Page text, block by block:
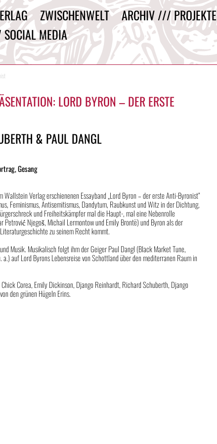
ZWISCHENWELT
ARCHIV /// PROJEKTE
MEDIA
LORD BYRON – DER ERSTE
& PAUL DANGL
Gesang
Verlag erschienenen Essayband „Lord Byron – der erste Anti-Byronist“
Feminismus, Antisemitismus, Dandytum, Raubkunst und Witz in der Dichtung,
und Freiheitskämpfer mal die Haupt-, mal eine Nebenrolle
Petrović Njegoš, Michail Lermontow und Emily Brontë) und Byron als der
zu seinem Recht kommt.
Musik. Musikalisch folgt ihm der Geiger Paul Dangl (Black Market Tune,
auf Lord Byrons Lebensreise von Schottland über den mediterranen Raum in
Corea, Emily Dickinson, Django Reinhardt, Richard Schuberth, Django
den grünen Hügeln Erins.